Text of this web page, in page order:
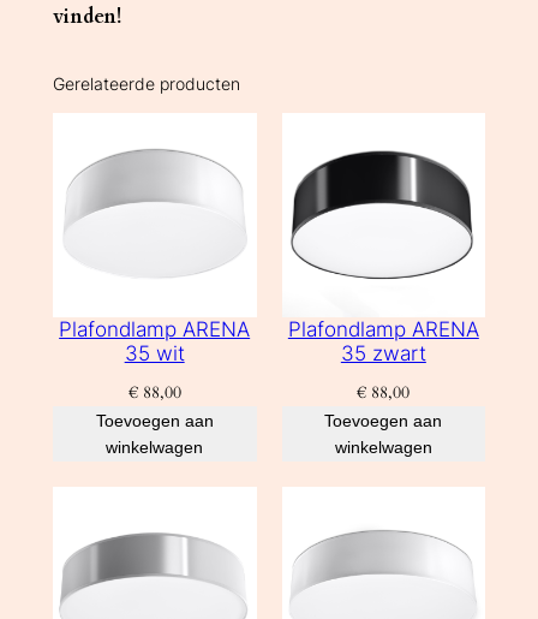
vinden!
Gerelateerde producten
Plafondlamp ARENA
35 wit
€88,00
Toevoegen aan
winkelwagen
Plafondlamp ARENA
35 zwart
€ 88,00
Toevoegen aan
winkelwagen